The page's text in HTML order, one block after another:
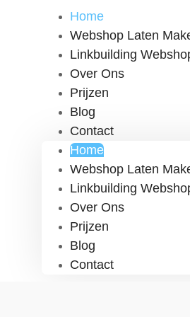
Home
Webshop Laten
Linkbuilding
Over Ons
Prijzen
Blog
Contact
Home
Webshop Laten
Linkbuilding
Over Ons
Prijzen
Blog
Contact